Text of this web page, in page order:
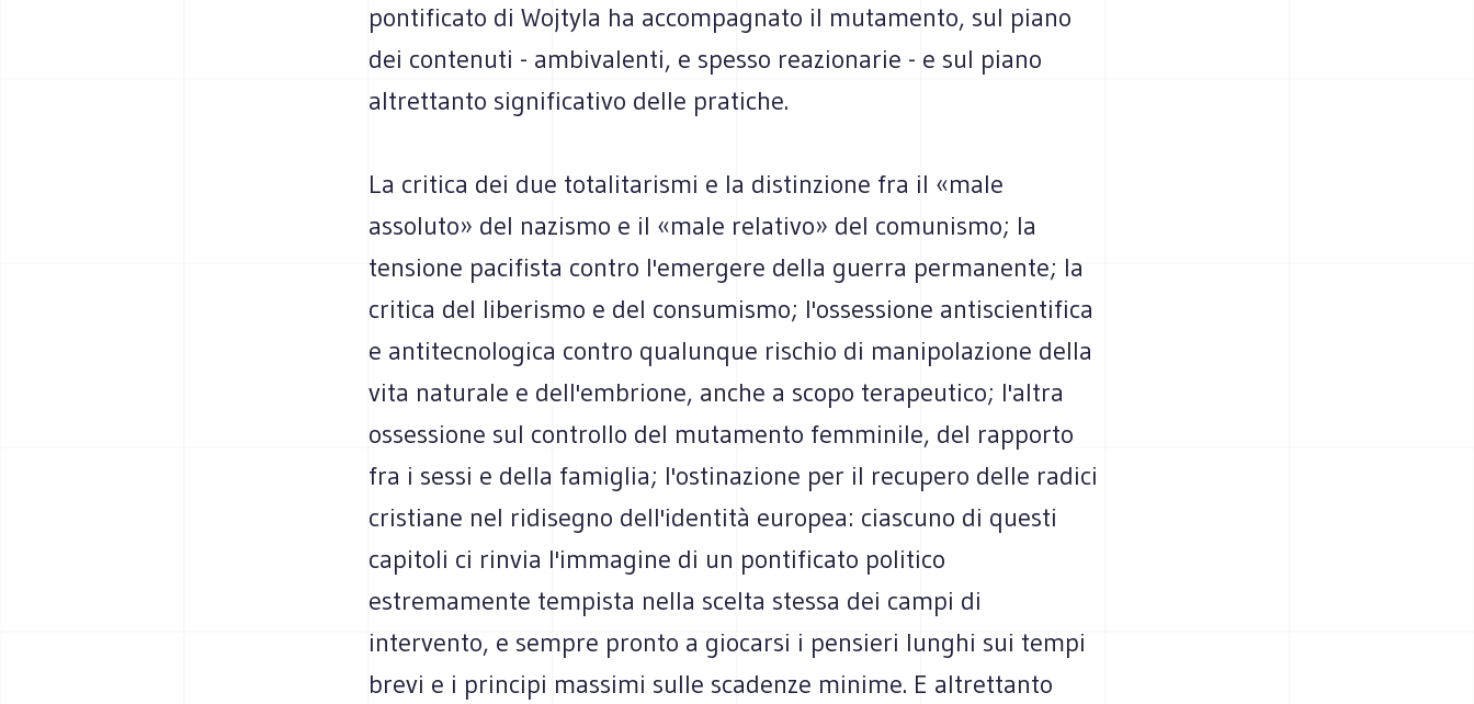
pontificato di Wojtyla ha accompagnato il mutamento, sul piano
dei contenuti - ambivalenti, e spesso reazionarie - e sul piano
altrettanto significativo delle pratiche.
La critica dei due totalitarismi e la distinzione fra il «male
assoluto» del nazismo e il «male relativo» del comunismo; la
tensione pacifista contro l'emergere della guerra permanente; la
critica del liberismo e del consumismo; l'ossessione antiscientifica
e antitecnologica contro qualunque rischio di manipolazione della
vita naturale e dell'embrione, anche a scopo terapeutico; l'altra
ossessione sul controllo del mutamento femminile, del rapporto
fra i sessi e della famiglia; l'ostinazione per il recupero delle radici
cristiane nel ridisegno dell'identità europea: ciascuno di questi
capitoli ci rinvia l'immagine di un pontificato politico
estremamente tempista nella scelta stessa dei campi di
intervento, e sempre pronto a giocarsi i pensieri lunghi sui tempi
brevi e i principi massimi sulle scadenze minime. E altrettanto